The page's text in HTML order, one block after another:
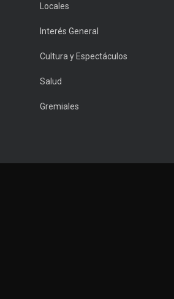
Locales
Interés General
Cultura y Espectáculos
Salud
Gremiales